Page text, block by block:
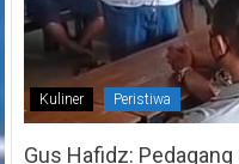
Kuliner Peristiwa
Gus Hafidz: